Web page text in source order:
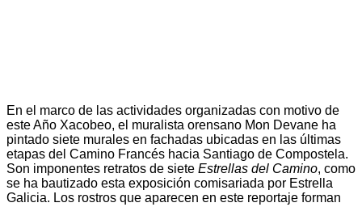
En el marco de las actividades organizadas con motivo de
este Año Xacobeo, el muralista orensano Mon Devane ha
pintado siete murales en fachadas ubicadas en las últimas
etapas del Camino Francés hacia Santiago de Compostela.
Son imponentes retratos de siete Estrellas del Camino, como
se ha bautizado esta exposición comisariada por Estrella
Galicia. Los rostros que aparecen en este reportaje forman